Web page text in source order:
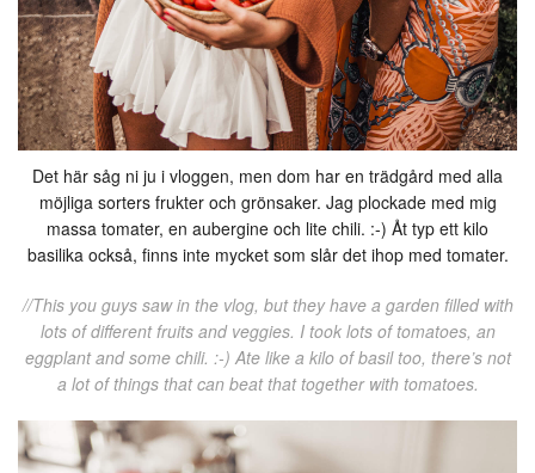
Det här såg ni ju i vloggen, men dom har en trädgård med alla
möjliga sorters frukter och grönsaker. Jag plockade med mig
massa tomater, en aubergine och lite chili. :-) Åt typ ett kilo
basilika också, finns inte mycket som slår det ihop med tomater.
//This you guys saw in the vlog, but they have a garden filled with
lots of different fruits and veggies. I took lots of tomatoes, an
eggplant and some chili. :-) Ate like a kilo of basil too, there’s not
a lot of things that can beat that together with tomatoes.